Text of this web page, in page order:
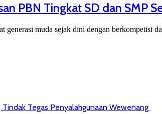
PBN Tingkat SD dan SMP
muda sejak dini dengan berkompetisi
Tegas Penyalahgunaan Wewenang